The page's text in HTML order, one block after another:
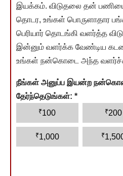
இயக்கம். விடுதலை தன்
தொடர, உங்கள் பொருளாதார
பெரியார் தொடங்கி வளர்த்த
இன்னும் வளர்க்க வேண்டிய
உங்கள் நன்கொடை அந்த
நீங்கள் அனுப்ப இயன்ற
தேர்ந்தெடுங்கள்: *
₹100 ₹200
₹1,000 ₹